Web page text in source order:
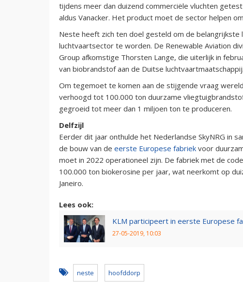
tijdens meer dan duizend commerciële vluchten
aldus Vanacker. Het product moet de sector helpen
Neste heeft zich ten doel gesteld om de
luchtvaartsector te worden. De Renewable Aviation
Group afkomstige Thorsten Lange, die uiterlijk in
van biobrandstof aan de Duitse luchtvaartmaatschappij.
Om tegemoet te komen aan de stijgende vraag
verhoogd tot 100.000 ton duurzame
gegroeid tot meer dan 1 miljoen ton te produceren.
Delfzijl
Eerder dit jaar onthulde het Nederlandse SkyNRG in
de bouw van de eerste Europese fabriek voor
moet in 2022 operationeel zijn. De fabriek met de
100.000 ton biokerosine per jaar, wat neerkomt op
Janeiro.
Lees ook:
KLM participeert in eerste Europese
27-05-2019, 10:03
neste hoofddorp